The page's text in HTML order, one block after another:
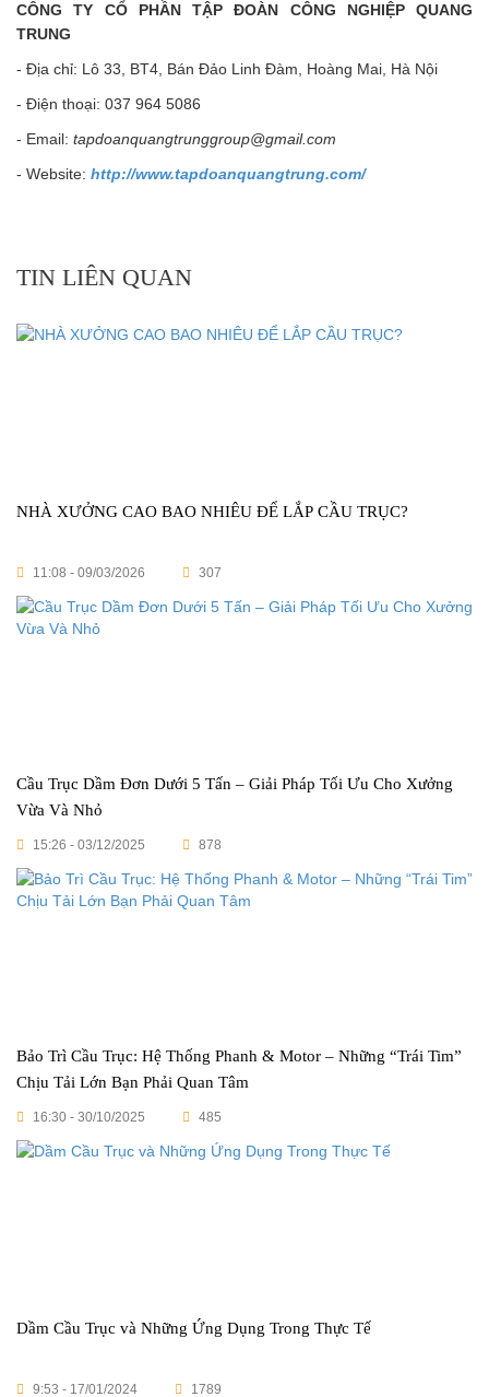
CÔNG TY CỔ PHẦN TẬP ĐOÀN CÔNG NGHIỆP QUANG
TRUNG
- Địa chỉ: Lô 33, BT4, Bán Đảo Linh Đàm, Hoàng Mai, Hà Nội
- Điện thoại: 037 964 5086
- Email: tapdoanquangtrunggroup@gmail.com
- Website: http://www.tapdoanquangtrung.com/
TIN LIÊN QUAN
NHÀ XƯỞNG CAO BAO NHIÊU ĐỂ LẮP CẦU TRỤC?
11:08 - 09/03/2026 307
Cầu Trục Dầm Đơn Dưới 5 Tấn – Giải Pháp Tối Ưu Cho Xưởng
Vừa Và Nhỏ
15:26 - 03/12/2025 878
Bảo Trì Cầu Trục: Hệ Thống Phanh & Motor – Những “Trái Tim”
Chịu Tải Lớn Bạn Phải Quan Tâm
16:30 - 30/10/2025 485
Dầm Cầu Trục và Những Ứng Dụng Trong Thực Tế
9:53 - 17/01/2024 1789